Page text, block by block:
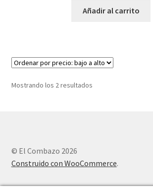
Añadir al carrito
Mostrando los 2 resultados
© El Combazo 2026
Construido con WooCommerce.